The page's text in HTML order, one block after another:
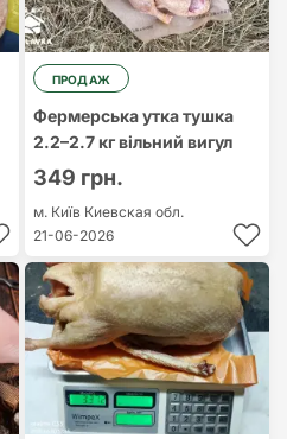
ПРОДАЖ
Фермерська утка тушка
2.2–2.7 кг вільний вигул
349 грн.
м. Київ Киевская обл.
21-06-2026